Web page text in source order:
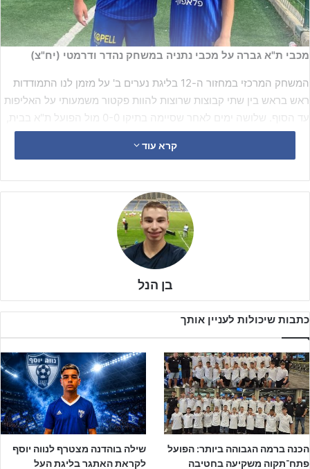
מכבי ת"א גברה על מכבי נתניה במשחק נהדר ודרמטי (יח"צ)
המשחק המרכזי במחזור ה-12 בליגת נערים ב' על מזמן לנו התמודדות
ראש בראש בין שתי קבוצות שרוצות להוות פקטור משמעותי על האליפות
עד הסוף. שלושה ימים לאחר שסיימה בתיקו 0-0 מול הפועל ת"א בבית,
מכבי נתניה שליובל עקיבאמארחת תל אביבית נוספת, שממש לא
מדובר במכבי ת"א, שחרף ההפסד הכואב במחזור אמצע השבוע עדיין
קרא עוד
בן הנל
כתבות שיכולות לעניין אותך
הכנה ברמה הגבוהה ביותר: הפועל
פתח־תקוה משקיעה בחטיבה
שילה בוהדנה מצטרף לנווה יוסף
לקראת האתגר בליגת העל